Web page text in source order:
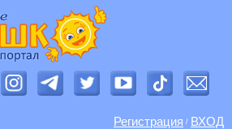
Регистрация / ВХОД